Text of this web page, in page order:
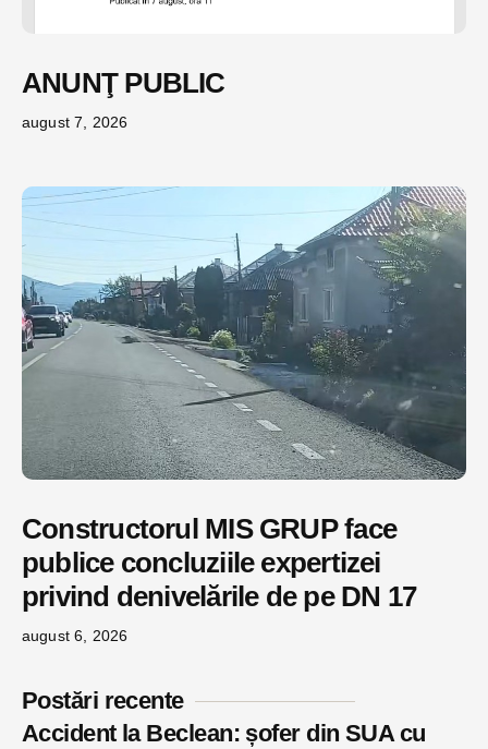
ANUNŢ PUBLIC
august 7, 2026
Constructorul MIS GRUP face
publice concluziile expertizei
privind denivelările de pe DN 17
august 6, 2026
Postări recente
Accident la Beclean: șofer din SUA cu